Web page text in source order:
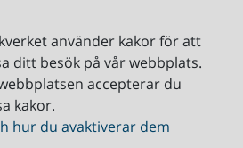
använder kakor för att
ditt besök på vår webbplats.
accepterar du
kakor.
hur du avaktiverar dem